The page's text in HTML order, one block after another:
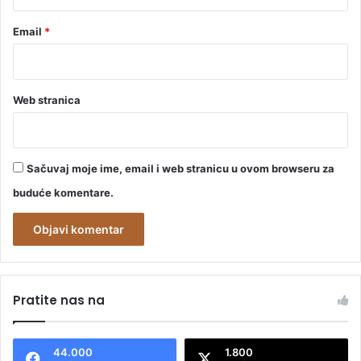
Email *
Web stranica
Sačuvaj moje ime, email i web stranicu u ovom browseru za
buduće komentare.
tPratite nas na
44.000 1.800